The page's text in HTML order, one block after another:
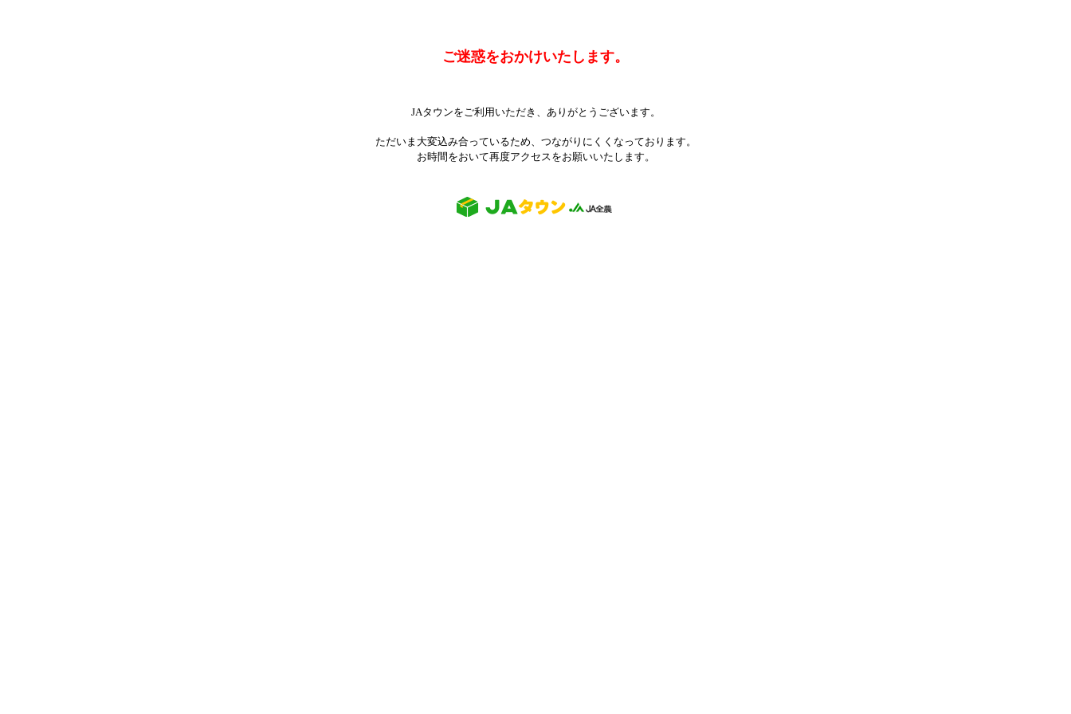
ご迷惑をおかけいたします。
JAタウンをご利用いただき、ありがとうございます。
ただいま大変込み合っているため、つながりにくくなっております。
お時間をおいて再度アクセスをお願いいたします。